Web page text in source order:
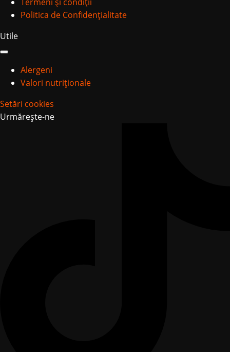
Politica de Confidențialitate
Utile
Alergeni
Valori nutriționale
Setări cookies
Urmărește-ne